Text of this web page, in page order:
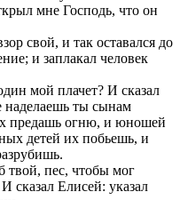
мне Господь, что он
свой, и так оставался до
и заплакал человек
мой плачет? И сказал
наделаешь ты сынам
предашь огню, и юношей
детей их побьешь, и
твой, пес, чтобы мог
сказал Елисей: указал